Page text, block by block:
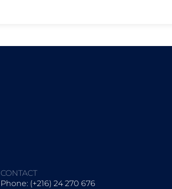
CONTACT
Phone: (+216) 24 270 676